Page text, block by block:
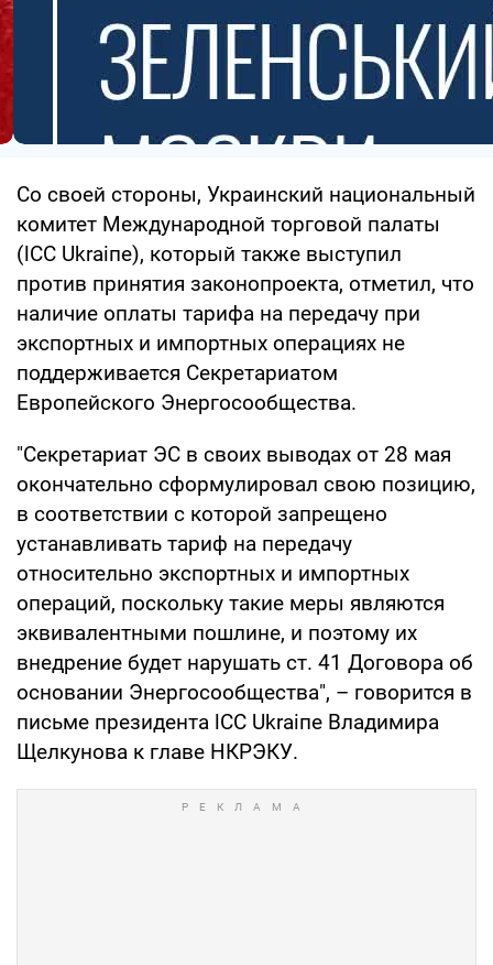
Со своей стороны, Украинский национальный
комитет Международной торговой палаты
(lCC Ukrаiпе), который также выступил
против принятия законопроекта, отметил, что
наличие оплаты тарифа на передачу при
экспортных и импортных операциях не
поддерживается Секретариатом
Европейского Энергосообщества.
"Ceкретариат ЭС в своих выводах от 28 мая
окончательно сформулировал свою позицию,
в соответствии с которой запрещено
устанавливать тариф на передачу
относительно экспортных и импортных
операций, поскольку такие меры являются
эквивалентными пошлине, и поэтому их
внедрение будет нарушать ст. 41 Договора об
основании Энергосообщества", – говорится в
письме президента lCC Ukrаiпе Владимира
Щелкунова к главе НКРЭКУ.